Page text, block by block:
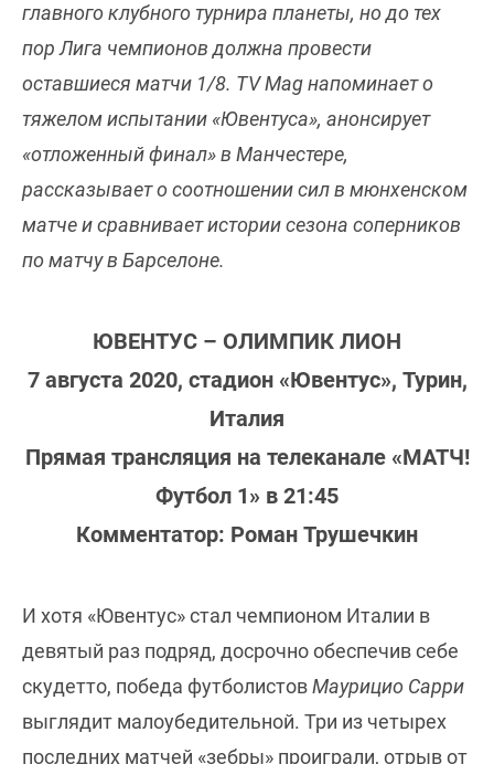
главного клубного турнира планеты, но до тех
пор Лига чемпионов должна провести
оставшиеся матчи 1/8. TV Mag напоминает о
тяжелом испытании «Ювентуса», анонсирует
«отложенный финал» в Манчестере,
рассказывает о соотношении сил в мюнхенском
матче и сравнивает истории сезона соперников
по матчу в Барселоне.
ЮВЕНТУС – ОЛИМПИК ЛИОН
7 августа 2020, стадион «Ювентус», Турин,
Италия
Прямая трансляция на телеканале «МАТЧ!
Футбол 1» в 21:45
Комментатор: Роман Трушечкин
И хотя «Ювентус» стал чемпионом Италии в
девятый раз подряд, досрочно обеспечив себе
скудетто, победа футболистовМаурицио Сарри
выглядит малоубедительной. Три из четырех
последних матчей «зебры» проиграли, отрыв от